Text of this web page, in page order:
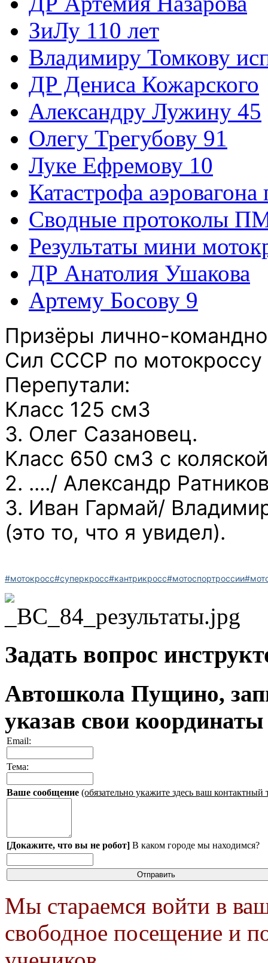
ЗиЛу 110 лет
Владимиру Томкову
ДР Дениса Кожарского
Александру Лужину 45
Олегу Трегубову 91
Луке Ефремову 10
Катастрофа
Сводные протоколы
Результаты мини
ДР Анатолия Ушакова
Артему Босову 9
Призёры лично-
Сил СССР по мотокроссу
Перепутали:
Класс 125 см3
3. Олег Сазановец.
Класс 650 см3 с
2. ..../ Александр
3. Иван Гармай/
(это то, что я увидел).
#мотокросс#суперкросс#кантрикросс#мотоспортроссии
Задать вопрос
Автошкола Пущино,
указав свои
Email:
Тема:
Ваше сообщение (обязательно укажите здесь ваш контактный
[Докажите, что вы не робот] В каком городе мы находимся?
Мы стараемся войти в
свободное посещение и